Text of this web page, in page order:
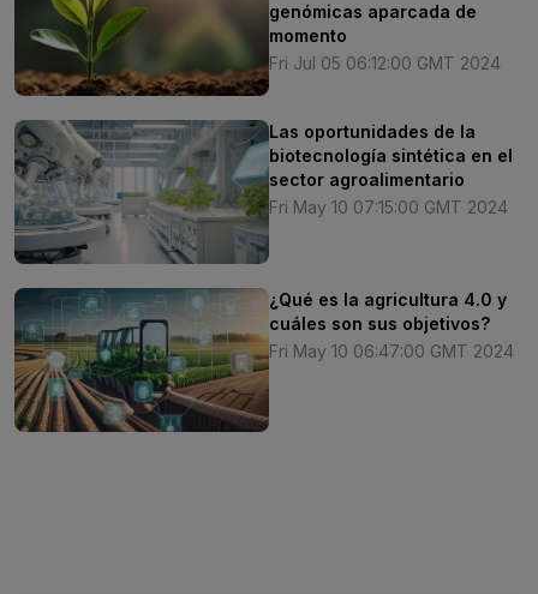
genómicas aparcada de
momento
Fri Jul 05 06:12:00 GMT 2024
Las oportunidades de la
biotecnología sintética en el
sector agroalimentario
Fri May 10 07:15:00 GMT 2024
¿Qué es la agricultura 4.0 y
cuáles son sus objetivos?
Fri May 10 06:47:00 GMT 2024